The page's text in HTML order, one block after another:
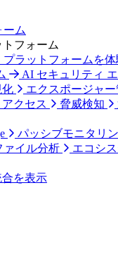
ーム
トフォーム
プラットフォームを体
AI セキュリティ
化
エクスポージャー
クセス
脅威検知
パッシブモニタリ
ァイル分析
エコシ
を表示